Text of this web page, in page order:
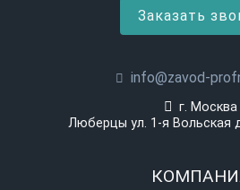
Заказать
info@zavod-
г. Москва
Люберцы ул. 1-я Вольская